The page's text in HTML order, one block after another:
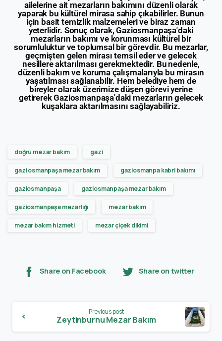
ailelerine ait mezarların bakımını düzenli olarak
yaparak bu kültürel mirasa sahip çıkabilirler. Bunun
için basit temizlik malzemeleri ve biraz zaman
yeterlidir. Sonuç olarak, Gaziosmanpaşa'daki
mezarların bakımı ve korunması kültürel bir
sorumluluktur ve toplumsal bir görevdir. Bu mezarlar,
geçmişten gelen mirası temsil eder ve gelecek
nesillere aktarılması gerekmektedir. Bu nedenle,
düzenli bakım ve koruma çalışmalarıyla bu mirasın
yaşatılması sağlanabilir. Hem belediye hem de
bireyler olarak üzerimize düşen görevi yerine
getirerek Gaziosmanpaşa'daki mezarların gelecek
kuşaklara aktarılmasını sağlayabiliriz.
doğru mezar bakım gazi
gazi osmanpaşa mezar bakım gaziosmanpa kabri bakımı
gaziosmanpaşa gaziosmanpaşa mezar bakım
gaziosmanpaşa mezarlığı mezar bakım
mezar bakım hizmeti mezar çiçek dikimi
Share on Facebook Share on twitter
Previous post
Zeytinburnu Mezar Bakım